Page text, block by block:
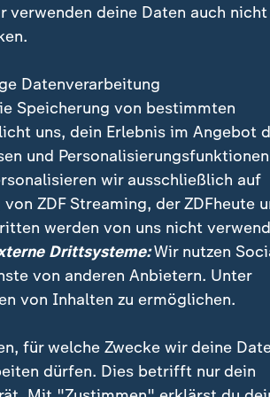
DOSB Athletenkommission über
Sie erhofft sich, dass die
verwenden deine Daten auch nicht
Datenverarbeitung
Speicherung von bestimmten
uns, dein Erlebnis im Angebot
und Personalisierungsfunktionen
wir ausschließlich auf
ZDF Streaming, der ZDFheute
werden von uns nicht
Drittsysteme:Wir nutzen
von anderen Anbietern. Unter
von Inhalten zu ermöglichen.
für welche Zwecke wir deine
dürfen. Dies betrifft nur dein